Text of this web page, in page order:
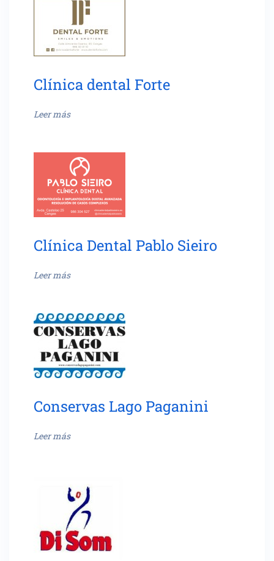
Clínica dental Forte
Leer más
Clínica Dental Pablo Sieiro
Leer más
Conservas Lago Paganini
Leer más